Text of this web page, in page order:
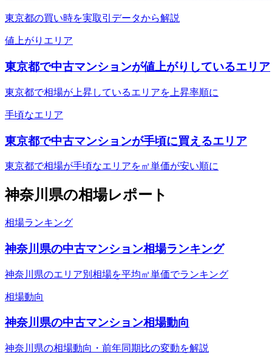
東京都の買い時を実取引データから解説
値上がりエリア
東京都で中古マンションが値上がりしているエリア
東京都で相場が上昇しているエリアを上昇率順に
手頃なエリア
東京都で中古マンションが手頃に買えるエリア
東京都で相場が手頃なエリアを㎡単価が安い順に
神奈川県の相場レポート
相場ランキング
神奈川県の中古マンション相場ランキング
神奈川県のエリア別相場を平均㎡単価でランキング
相場動向
神奈川県の中古マンション相場動向
神奈川県の相場動向・前年同期比の変動を解説